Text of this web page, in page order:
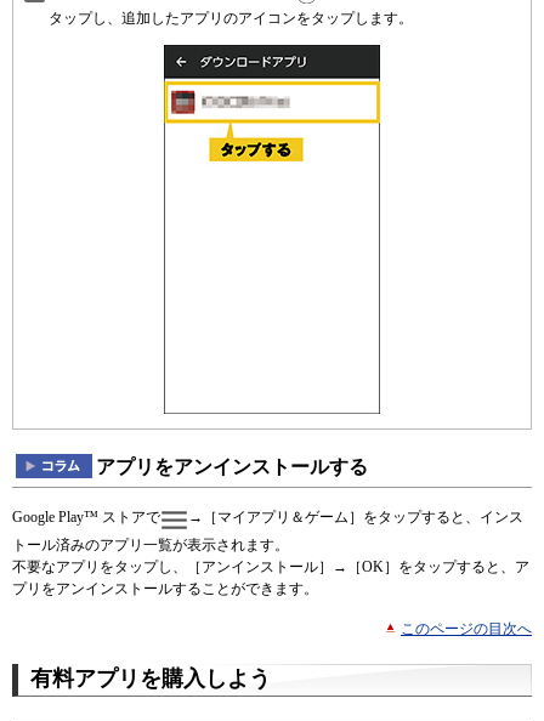
タップし、追加したアプリのアイコンをタップします。
アプリをアンインストールする
Google Play™ ストアで
→［マイアプリ＆ゲーム］をタップすると、インス
トール済みのアプリ一覧が表示されます。
不要なアプリをタップし、［アンインストール］→［OK］をタップすると、ア
プリをアンインストールすることができます。
このページの目次へ
有料アプリを購入しよう